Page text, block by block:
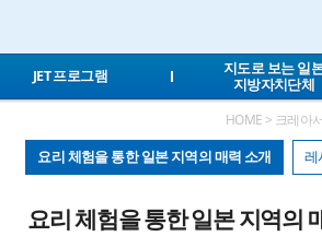
JET 프로그램
지도로 보는 일
지방자치단체
HOME > 크레아
요리 체험을 통한 일본 지역의 매력 소개 레
요리 체험을 통한 일본 지역의